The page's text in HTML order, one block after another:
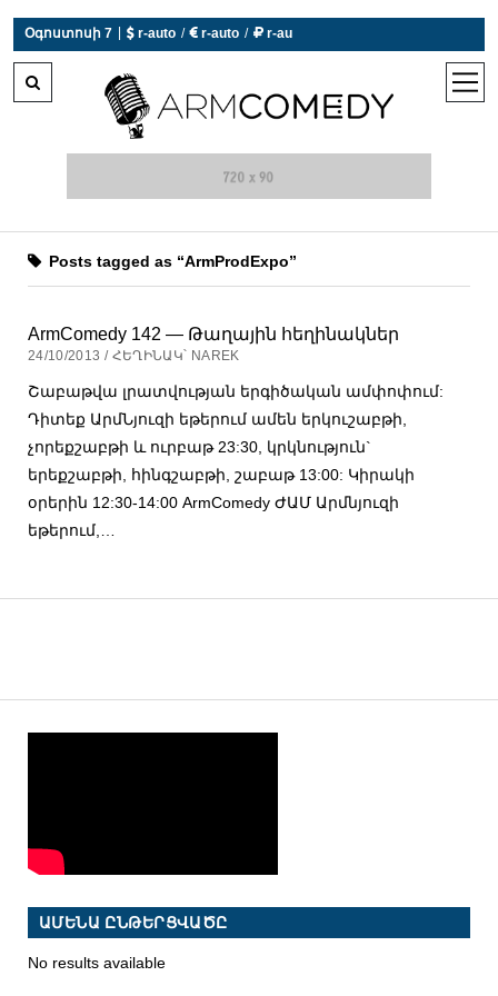
Օգոստոսի 7  r-auto /  r-auto /  r-au
open
Posts tagged as “ArmProdExpo”
ArmComedy 142 — Թաղային հեղինակներ
24/10/2013 / ՀԵՂԻՆԱԿ՝ NAREK
Շաբաթվա լրատվության երգիծական ամփոփում:
Դիտեք ԱրմՆյուզի եթերում ամեն երկուշաբթի,
չորեքշաբթի և ուրբաթ 23:30, կրկնություն`
երեքշաբթի, հինգշաբթի, շաբաթ 13:00: Կիրակի
օրերին 12:30-14:00 ArmComedy ԺԱՄ Արմնյուզի
եթերում,…
ԱՄԵՆԱ ԸՆԹԵՐՑՎԱԾԸ
No results available